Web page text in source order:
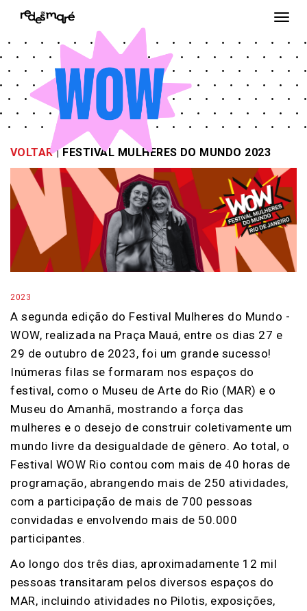
VOLTAR| FESTIVAL MULHERES DO MUNDO 2023
2023
A segunda edição do Festival Mulheres do Mundo -
WOW, realizada na Praça Mauá, entre os dias 27 e
29 de outubro de 2023, foi um grande sucesso!
Inúmeras filas se formaram nos espaços do
festival, como o Museu de Arte do Rio (MAR) e o
Museu do Amanhã, mostrando a força das
mulheres e o desejo de construir coletivamente um
mundo livre da desigualdade de gênero. Ao total, o
Festival WOW Rio contou com mais de 40 horas de
programação, abrangendo mais de 250 atividades,
com a participação de mais de 700 pessoas
convidadas e envolvendo mais de 50.000
participantes.
Ao longo dos três dias, aproximadamente 12 mil
pessoas transitaram pelos diversos espaços do
MAR, incluindo atividades no Pilotis, exposições,